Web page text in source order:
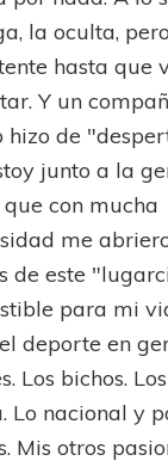
la oculta,
hasta que
Y un
hizo de
junto a la
que con mucha
me
de este
para mi
deporte en
Los bichos.
Lo nacional y
Mis otros